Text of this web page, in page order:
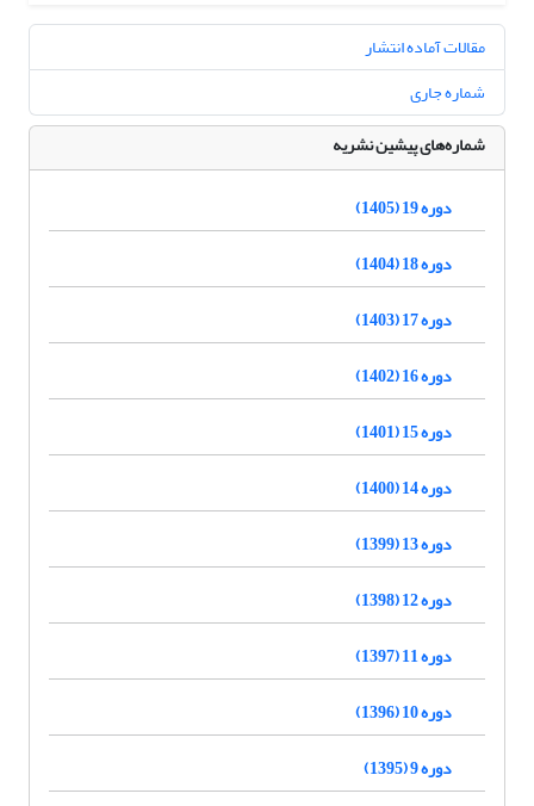
مقالات آماده انتشار
شماره جاری
شماره‌های پیشین نشریه
دوره 19 (1405)
دوره 18 (1404)
دوره 17 (1403)
دوره 16 (1402)
دوره 15 (1401)
دوره 14 (1400)
دوره 13 (1399)
دوره 12 (1398)
دوره 11 (1397)
دوره 10 (1396)
دوره 9 (1395)